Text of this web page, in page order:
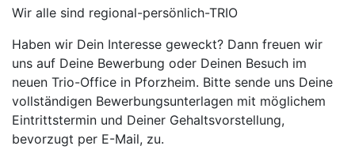
Wir alle sind regional-persönlich-TRIO
Haben wir Dein Interesse geweckt? Dann freuen wir
uns auf Deine Bewerbung oder Deinen Besuch im
neuen Trio-Office in Pforzheim. Bitte sende uns Deine
vollständigen Bewerbungsunterlagen mit möglichem
Eintrittstermin und Deiner Gehaltsvorstellung,
bevorzugt per E-Mail, zu.